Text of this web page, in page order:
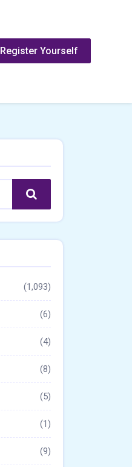
Register Yourself
Search
(1,093)
(6)
(4)
(8)
(5)
(1)
(9)